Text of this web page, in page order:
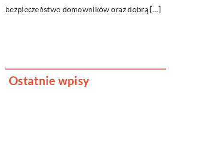
bezpieczeństwo domowników oraz dobrą […]
Ostatnie wpisy